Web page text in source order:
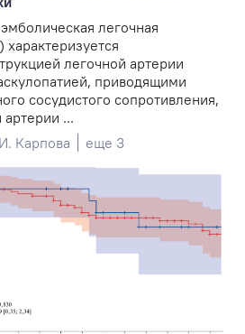
легочная
легочной артерии
приводящими
сосудистого сопротивления,
артерии ...
Карпова еще 3